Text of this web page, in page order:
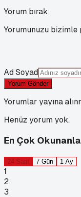
Yorum bırak
Yorumunuzu bizimle
Ad Soyad
Yorum Gönder
Yorumlar yayına
Henüz yorum yok.
En Çok
24 Saat 7 Gün 1 Ay
1
2
3